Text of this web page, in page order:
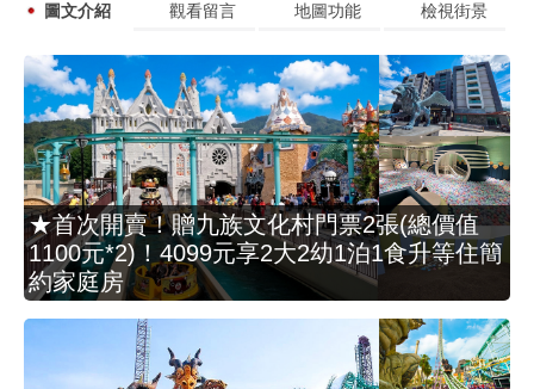
圖文介紹 觀看留言 地圖功能 檢視街景
★首次開賣！贈九族文化村門票2張(總價值
1100元*2)！4099元享2大2幼1泊1食升等住簡
約家庭房